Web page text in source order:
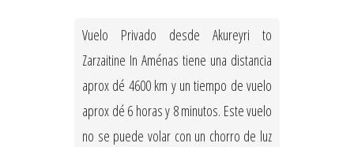
Vuelo Privado desde Akureyri to
Zarzaitine In Aménas tiene una distancia
aprox dé 4600 km y un tiempo de vuelo
aprox dé 6 horas y 8 minutos. Este vuelo
no se puede volar con un chorro de luz